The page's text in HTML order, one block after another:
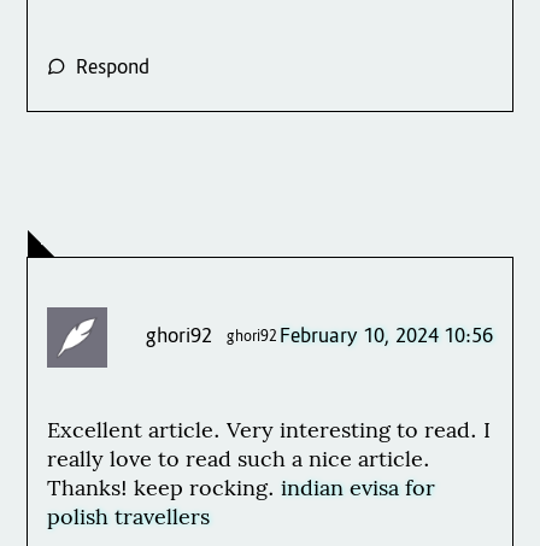
Respond
ghori92 ghori92 February 10, 2024 10:56
Excellent article. Very interesting to read. I
really love to read such a nice article.
Thanks! keep rocking.indian evisa for
polish travellers